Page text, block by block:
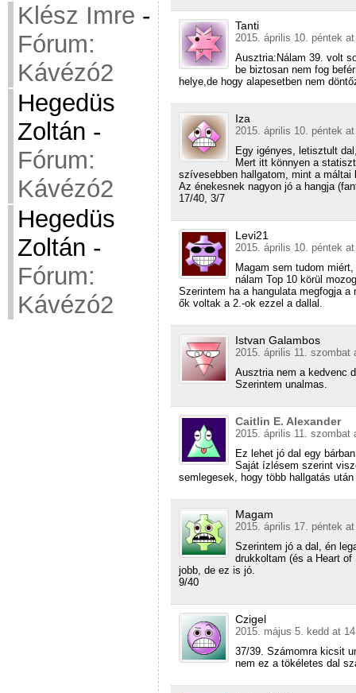
Klész Imre -
Fórum:
Kávézó2
Hegedüs
Zoltán -
Fórum:
Kávézó2
Hegedüs
Zoltán -
Fórum:
Kávézó2
Tanti
2015. április 10. péntek
Ausztria:Nálam 39. volt
be biztosan nem fog
helye,de hogy alapesetben nem
Iza
2015. április 10. péntek
Egy igényes, letisztult
Mert itt könnyen a
szívesebben hallgatom, mint a máltai
Az énekesnek nagyon jó a hangja
17/40, 3/7
Levi21
2015. április 10. péntek
Magam sem tudom
nálam Top 10 körül
Szerintem ha a hangulata megfogja
ők voltak a 2.-ok ezzel a dallal.
Istvan Galambos
2015. április 11. szombat
Ausztria nem a kedvenc
Szerintem unalmas.
Caitlin E. Alexander
2015. április 11. szombat
Ez lehet jó dal egy
Saját ízlésem szerint
semlegesek, hogy több hallgatás
Magam
2015. április 17. péntek
Szerintem jó a dal, én
drukkoltam (és a Heart
jobb, de ez is jó.
9/40
Czigel
2015. május 5. kedd at
37/39. Számomra kicsit
nem ez a tökéletes dal